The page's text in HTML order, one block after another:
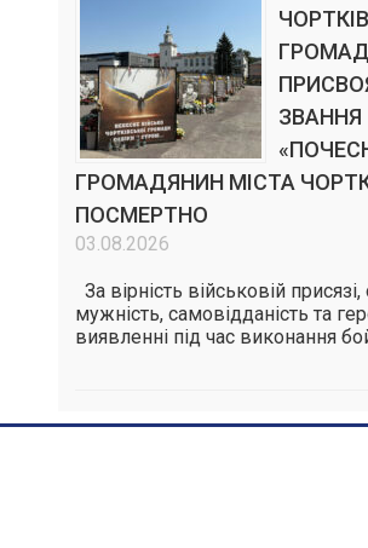
ЗВАННЯ
ГРОМАДЯНИН МІСТА
ПОСМЕРТНО
03.08.2026
За вірність військовій
мужність, самовідданість та
виявленні під час виконання